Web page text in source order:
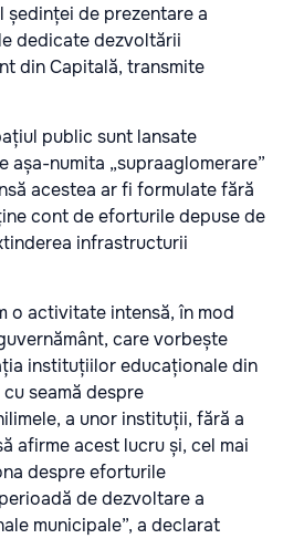
ședinței de prezentare a
dedicate dezvoltării
din Capitală, transmite
public sunt lansate
numita „supraaglomerare”
acestea ar fi formulate fără
cont de eforturile depuse de
infrastructurii
o activitate intensă, în mod
care vorbește
instituțiilor educaționale din
seamă despre
a unor instituții, fără a
afirme acest lucru și, cel mai
despre eforturile
de dezvoltare a
municipale”, a declarat